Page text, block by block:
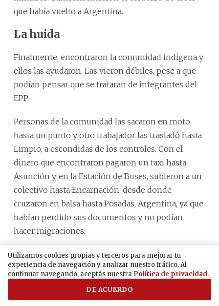
que había vuelto a Argentina.
La huida
Finalmente, encontraron la comunidad indígena y
ellos las ayudaron. Las vieron débiles, pese a que
podían pensar que se trataran de integrantes del
EPP.
Personas de la comunidad las sacaron en moto
hasta un punto y otro trabajador las trasladó hasta
Limpio, a escondidas de los controles. Con el
dinero que encontraron pagaron un taxi hasta
Asunción y, en la Estación de Buses, subieron a un
colectivo hasta Encarnación, desde donde
cruzaron en balsa hasta Posadas, Argentina, ya que
habían perdido sus documentos y no podían
hacer migraciones.
Un 23 de noviembre de 2020 llegaron a su pueblo,
exactamente un año después. Salieron seis y
regresaron dos. Dos de las niñas estaban muertas,
mientras que Lichita, desaparecida.
Utilizamos cookies propias y terceros para mejorar tu
experiencia de navegación y analizar nuestro tráfico. Al
continuar navegando, aceptás nuestra Política de privacidad.
DE ACUERDO